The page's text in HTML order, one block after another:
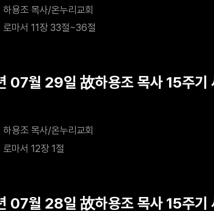
하용조 목사/온누리교회
로마서 11장 33절~36절
07월 29일 故하용조 목사 15주기
하용조 목사/온누리교회
로마서 12장 1절
07월 28일 故하용조 목사 15주기